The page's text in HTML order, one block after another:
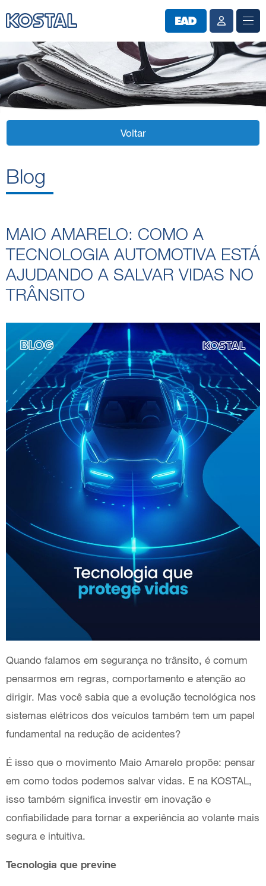
Voltar
Blog
MAIO AMARELO: COMO A
TECNOLOGIA AUTOMOTIVA ESTÁ
AJUDANDO A SALVAR VIDAS NO
TRÂNSITO
Quando falamos em segurança no trânsito, é comum
pensarmos em regras, comportamento e atenção ao
dirigir. Mas você sabia que a evolução tecnológica nos
sistemas elétricos dos veículos também tem um papel
fundamental na redução de acidentes?
É isso que o movimento Maio Amarelo propõe: pensar
em como todos podemos salvar vidas. E na KOSTAL,
isso também significa investir em inovação e
confiabilidade para tornar a experiência ao volante mais
segura e intuitiva.
Tecnologia que previne